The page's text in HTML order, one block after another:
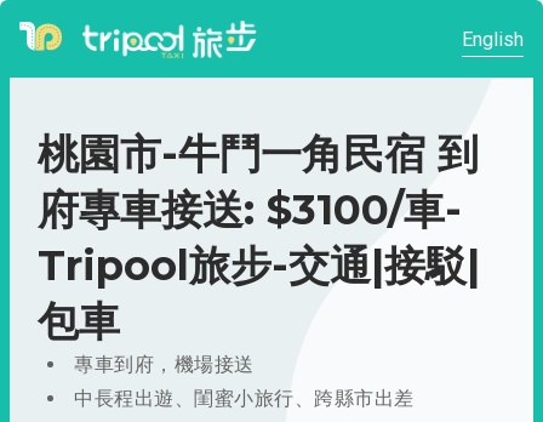
English
桃園市-牛鬥一角民宿 到
府專車接送: $3100/車-
Tripool旅步-交通|接駁|
包車
專車到府，機場接送
中長程出遊、閨蜜小旅行、跨縣市出差